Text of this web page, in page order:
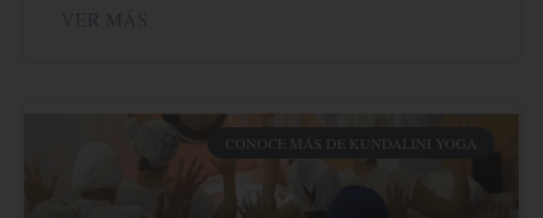
CONOCE MÁS DE KUNDALINI YOGA